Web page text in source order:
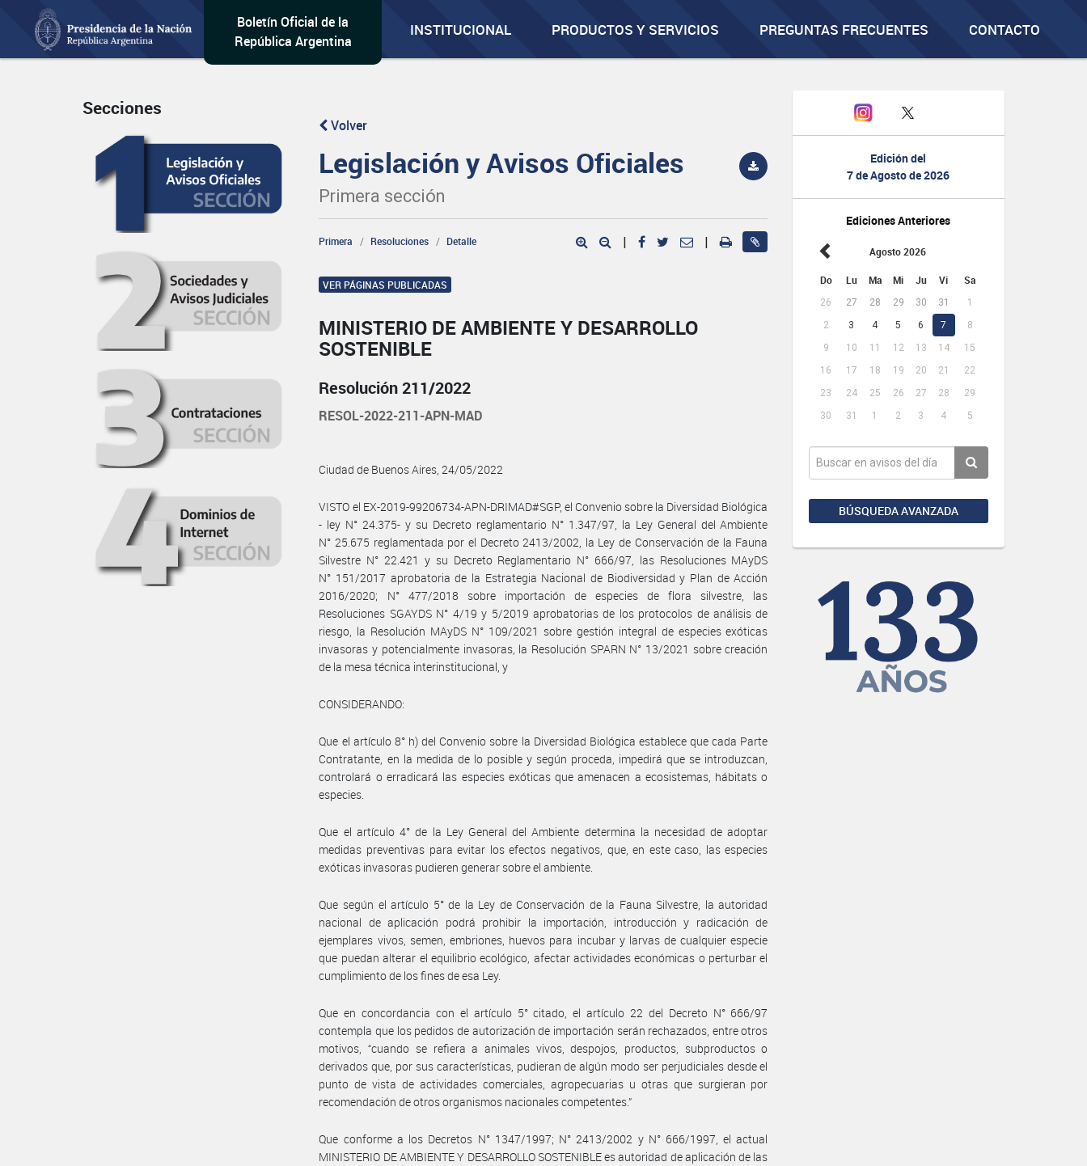
Boletín Oficial de la
República Argentina
INSTITUCIONAL PRODUCTOS Y SERVICIOS PREGUNTAS FRECUENTES CONTACTO
Edición del
7 de Agosto de 2026
Ediciones Anteriores
Agosto 2026
Do Lu Ma Mi Ju Vi Sa
26 27 28 29 30 31
1
2
3 4 5 6 7
8
9
10 11 12 13 14
15
16
17 18 19 20 21
22
23
24 25 26 27 28
29
30
31 1 2 3 4 5
BÚSQUEDA AVANZADA
Secciones
Volver
Legislación y Avisos Oficiales
Primera sección
Primera Resoluciones Detalle | |
VER PÁGINAS PUBLICADAS
MINISTERIO DE AMBIENTE Y DESARROLLO
SOSTENIBLE
Resolución 211/2022
RESOL-2022-211-APN-MAD
Ciudad de Buenos Aires, 24/05/2022
VISTO el EX-2019-99206734-APN-DRIMAD#SGP, el Convenio sobre la Diversidad Biológica
- ley N° 24.375- y su Decreto reglamentario N° 1.347/97, la Ley General del Ambiente
N° 25.675 reglamentada por el Decreto 2413/2002, la Ley de Conservación de la Fauna
Silvestre N° 22.421 y su Decreto Reglamentario N° 666/97, las Resoluciones MAyDS
N° 151/2017 aprobatoria de la Estrategia Nacional de Biodiversidad y Plan de Acción
2016/2020; N° 477/2018 sobre importación de especies de flora silvestre, las
Resoluciones SGAYDS N° 4/19 y 5/2019 aprobatorias de los protocolos de análisis de
riesgo, la Resolución MAyDS N° 109/2021 sobre gestión integral de especies exóticas
invasoras y potencialmente invasoras, la Resolución SPARN N° 13/2021 sobre creación
de la mesa técnica interinstitucional, y
CONSIDERANDO:
Que el artículo 8° h) del Convenio sobre la Diversidad Biológica establece que cada Parte
Contratante, en la medida de lo posible y según proceda, impedirá que se introduzcan,
controlará o erradicará las especies exóticas que amenacen a ecosistemas, hábitats o
especies.
Que el artículo 4° de la Ley General del Ambiente determina la necesidad de adoptar
medidas preventivas para evitar los efectos negativos, que, en este caso, las especies
exóticas invasoras pudieren generar sobre el ambiente.
Que según el artículo 5° de la Ley de Conservación de la Fauna Silvestre, la autoridad
nacional de aplicación podrá prohibir la importación, introducción y radicación de
ejemplares vivos, semen, embriones, huevos para incubar y larvas de cualquier especie
que puedan alterar el equilibrio ecológico, afectar actividades económicas o perturbar el
cumplimiento de los fines de esa Ley.
Que en concordancia con el artículo 5° citado, el artículo 22 del Decreto N° 666/97
contempla que los pedidos de autorización de importación serán rechazados, entre otros
motivos, “cuando se refiera a animales vivos, despojos, productos, subproductos o
derivados que, por sus características, pudieran de algún modo ser perjudiciales desde el
punto de vista de actividades comerciales, agropecuarias u otras que surgieran por
recomendación de otros organismos nacionales competentes.”
Que conforme a los Decretos N° 1347/1997; N° 2413/2002 y N° 666/1997, el actual
MINISTERIO DE AMBIENTE Y DESARROLLO SOSTENIBLE es autoridad de aplicación de las